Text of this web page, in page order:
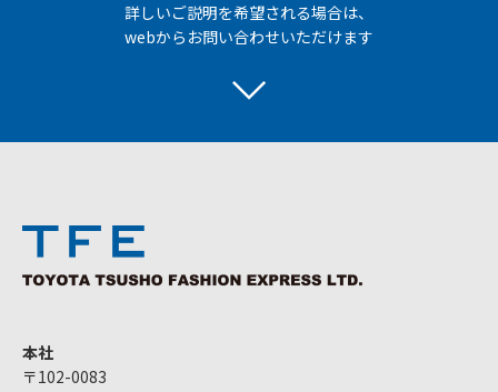
詳しいご説明を希望される場合は、
webからお問い合わせいただけます
本社
〒102-0083